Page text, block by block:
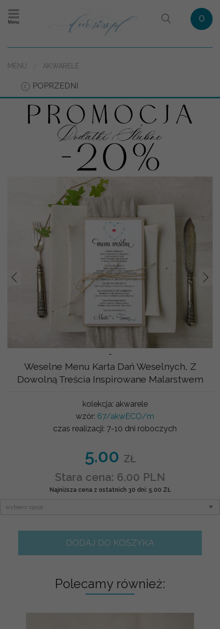
Menu 0
MENU AKWARELE
POPRZEDNI
-
Prev
Weselne Menu Karta Dań Weselnych, Z
Dowolną Treścia Inspirowane Malarstwem
kolekcja: akwarele
wzór: 67/akwECO/m
czas realizacji: 7-10 dni roboczych
5.00 ZŁ
Stara cena: 6.00 PLN
Najniższa cena z ostatnich 30 dni: 5.00 ZŁ
DODAJ DO KOSZYKA
Polecamy również: